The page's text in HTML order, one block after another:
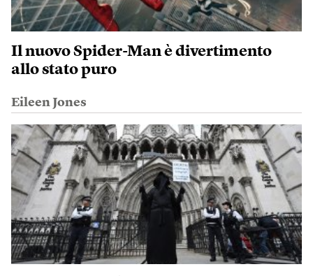
Il nuovo Spider-Man è divertimento
allo stato puro
Eileen Jones